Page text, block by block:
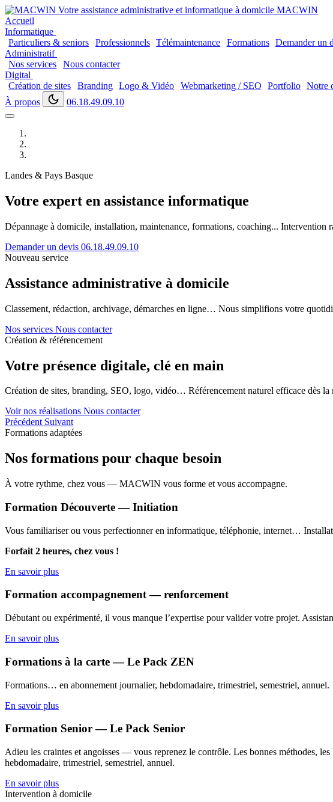
MACWIN
Accueil
Informatique
Particuliers & seniors
Professionnels Télémaintenance Formations
Demander un
Administratif
Nos services
Nous contacter
Digital
Création de sites
Branding Logo & Vidéo Webmarketing / SEO Portfolio Notre
À propos
06.18.49.09.10
Landes & Pays Basque
Votre expert en assistance informatique
Dépannage à domicile, installation, maintenance, formations, coaching... Intervention
Demander un devis 06.18.49.09.10
Nouveau service
Assistance administrative à domicile
Classement, rédaction, archivage, démarches en ligne… Nous simplifions votre
Nos services Nous contacter
Création & référencement
Votre présence digitale, clé en main
Création de sites, branding, SEO, logo, vidéo… Référencement naturel efficace dès la
Voir nos réalisations Nous contacter
Précédent Suivant
Formations adaptées
Nos formations pour chaque besoin
À votre rythme, chez vous — MACWIN vous forme et vous accompagne.
Formation Découverte — Initiation
Vous familiariser ou vous perfectionner en informatique, téléphonie, internet…
Forfait 2 heures, chez vous !
En savoir plus
Formation accompagnement — renforcement
Débutant ou expérimenté, il vous manque l’expertise pour valider votre projet.
En savoir plus
Formations à la carte — Le Pack ZEN
Formations… en abonnement journalier, hebdomadaire, trimestriel, semestriel, annuel.
En savoir plus
Formation Senior — Le Pack Senior
Adieu les craintes et angoisses — vous reprenez le contrôle. Les bonnes méthodes,
hebdomadaire, trimestriel, semestriel, annuel.
En savoir plus
Intervention à domicile